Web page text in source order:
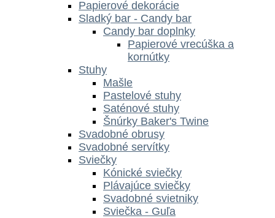
Papierové dekorácie
Sladký bar - Candy bar
Candy bar doplnky
Papierové vrecúška a
kornútky
Stuhy
Mašle
Pastelové stuhy
Saténové stuhy
Šnúrky Baker's Twine
Svadobné obrusy
Svadobné servítky
Sviečky
Kónické sviečky
Plávajúce sviečky
Svadobné svietniky
Sviečka - Guľa